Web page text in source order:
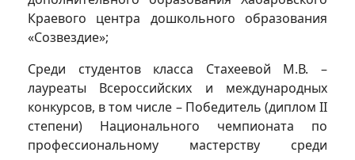
Краевого центра дошкольного образования
«Созвездие»;
Среди студентов класса Стахеевой М.В. –
лауреаты Всероссийских и международных
конкурсов, в том числе – Победитель (диплом II
степени) Национального чемпионата по
профессиональному мастерству среди